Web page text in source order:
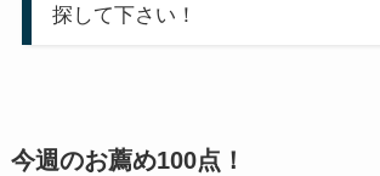
探して下さい！
今週のお薦め100点！